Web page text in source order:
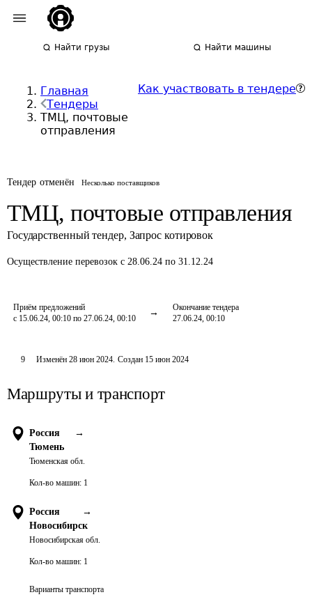
Найти грузы Найти машины
Главная
Тендеры
ТМЦ, почтовые
отправления
Как участвовать в тендере
Тендер отменён Несколько поставщиков
ТМЦ, почтовые отправления
Государственный тендер, Запрос котировок
Осуществление перевозок с 28.06.24 по 31.12.24
Приём предложений
с 15.06.24, 00:10 по 27.06.24, 00:10
Окончание тендера
27.06.24, 00:10
9 Изменён 28 июн 2024. Создан 15 июн 2024
Маршруты и транспорт
Россия
→
Тюмень
Тюменская обл.
Кол-во машин: 1
Россия
→
Новосибирск
Новосибирская обл.
Кол-во машин: 1
Варианты транспорта